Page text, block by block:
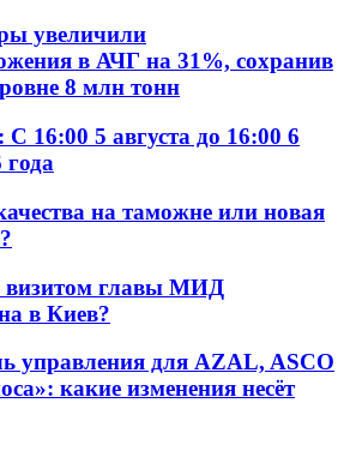
увеличили
в АЧГ на 31%, сохранив
8 млн тонн
16:00 5 августа до 16:00 6
года
на таможне или новая
визитом главы МИД
в Киев?
управления для AZAL, ASCO
какие изменения несёт